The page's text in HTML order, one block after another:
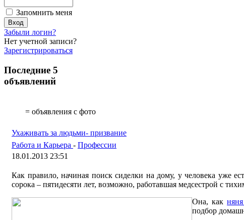
Запомнить меня
Забыли логин?
Нет учетной записи?
Зарегистрироваться
Последние 5
объявлений
= объявления с фото
Ухаживать за людьми- призвание
Работа и Карьера - Профессии
18.01.2013 23:51
Как правило, начиная поиск сиделки на дому, у человека уже
сорока – пятидесяти лет, возможно, работавшая медсестрой с
Она, как
подбор